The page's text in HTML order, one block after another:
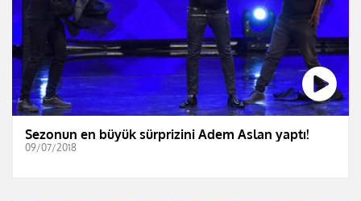
Sezonun en büyük sürprizini Adem Aslan yaptı!
09/07/2018